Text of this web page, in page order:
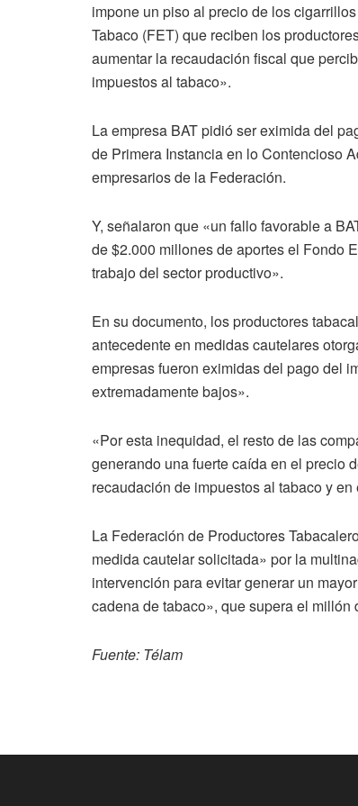
impone un piso al precio de los
Tabaco (FET) que reciben los
aumentar la recaudación fiscal que
impuestos al tabaco».
La empresa BAT pidió ser eximida del
de Primera Instancia en lo Contencioso
empresarios de la Federación.
Y, señalaron que «un fallo favorable a
de $2.000 millones de aportes el Fondo
trabajo del sector productivo».
En su documento, los productores
antecedente en medidas cautelares
empresas fueron eximidas del pago del
extremadamente bajos».
«Por esta inequidad, el resto de las
generando una fuerte caída en el precio
recaudación de impuestos al tabaco y
La Federación de Productores
medida cautelar solicitada» por la
intervención para evitar generar un
cadena de tabaco», que supera el millón
Fuente: Télam